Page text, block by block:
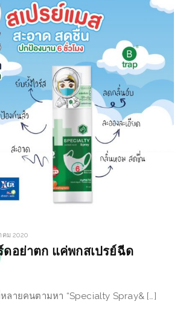
คม 2020
ดอย่าตก แค่พกสเปรย์ฉีด
ลายคนตามหา “Specialty Spray& […]